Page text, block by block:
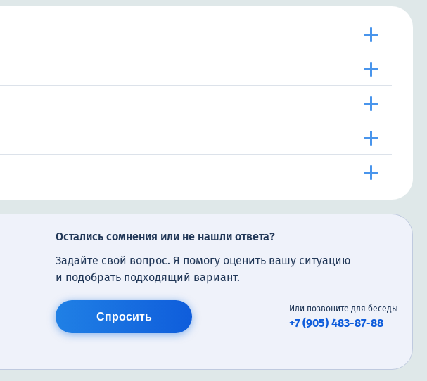
Остались сомнения или не нашли ответа?
Задайте свой вопрос. Я помогу оценить вашу ситуацию
и подобрать подходящий вариант.
Спросить
Или позвоните для беседы
+7 (905) 483-87-88